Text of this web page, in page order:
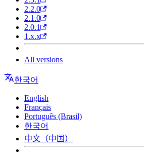
2.2.0
2.1.0
2.0.1
1.x.x
All versions
한국어
English
Français
Português (Brasil)
한국어
中文（中国）